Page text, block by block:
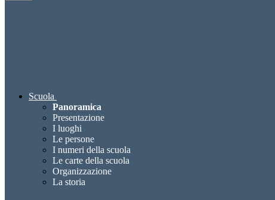
Scuola
Panoramica
Presentazione
I luoghi
Le persone
I numeri della scuola
Le carte della scuola
Organizzazione
La storia